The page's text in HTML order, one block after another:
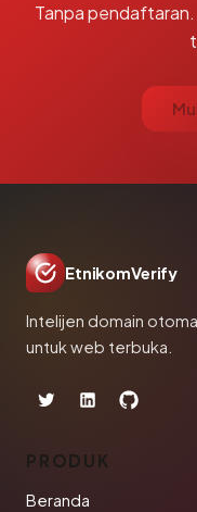
Tanpa
EtnikomVerify
Intelijen domain
untuk web terbuka.
PRODUK
Beranda